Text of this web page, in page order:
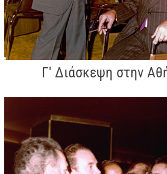
Γ' Διάσκεψη στην